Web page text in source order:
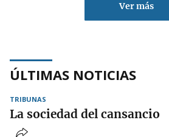
Ver más
ÚLTIMAS NOTICIAS
TRIBUNAS
La sociedad del cansancio